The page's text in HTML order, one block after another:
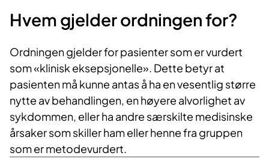
Hvem gjelder ordningen for?
Ordningen gjelder for pasienter som er vurdert
som «klinisk eksepsjonelle». Dette betyr at
pasienten må kunne antas å ha en vesentlig større
nytte av behandlingen, en høyere alvorlighet av
sykdommen, eller ha andre særskilte medisinske
årsaker som skiller ham eller henne fra gruppen
som er metodevurdert.